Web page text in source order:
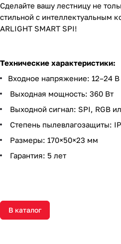
Сделайте вашу лестницу не
стильной с интеллектуальным
ARLIGHT SMART SPI!
Технические характеристики:
Входное напряжение: 12–24 В
Выходная мощность: 360 Вт
Выходной сигнал: SPI, RGB
Степень пылевлагозащиты:
Размеры: 170×50×23 мм
Гарантия: 5 лет
В каталог